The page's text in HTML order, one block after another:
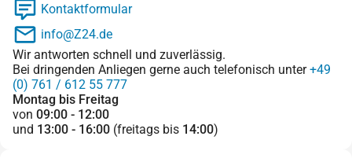
Kontaktformular
info@Z24.de
Wir antworten schnell und zuverlässig.
Bei dringenden Anliegen gerne auch telefonisch unter+49
(0) 761 / 612 55 777
Montag bis Freitag
von 09:00 - 12:00
und 13:00 - 16:00 (freitags bis 14:00)